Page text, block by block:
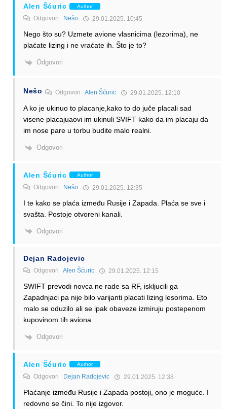
Alen Šćuric Author
Odgovori Nešo 29.01.2025. 10:45
Nego što su? Uzmete avione vlasnicima (lezorima), ne
plaćate lizing i ne vraćate ih. Što je to?
Odgovori
Nešo Odgovori Alen Šćuric 29.01.2025. 12:10
A ko je ukinuo to placanje,kako to do juče placali sad
visene placajuaovi im ukinuli SVIFT kako da im placaju da
im nose pare u torbu budite malo realni.
Odgovori
Alen Šćuric Author
Odgovori Nešo 29.01.2025. 12:35
I te kako se plaća između Rusije i Zapada. Plaća se sve i
svašta. Postoje otvoreni kanali.
Odgovori
Dejan Radojevic
Odgovori Alen Šćuric 29.01.2025. 12:15
SWIFT prevodi novca ne rade sa RF, iskljucili ga
Zapadnjaci pa nije bilo varijanti placati lizing lesorima. Eto
malo se oduzilo ali se ipak obaveze izmiruju postepenom
kupovinom tih aviona.
Odgovori
Alen Šćuric Author
Odgovori Dejan Radojevic 29.01.2025. 12:38
Plaćanje između Rusije i Zapada postoji, ono je moguće. I
redovno se čini. To nije izgovor.